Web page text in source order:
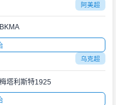
阿美超
BKMA
乌克超
梅塔利斯特1925